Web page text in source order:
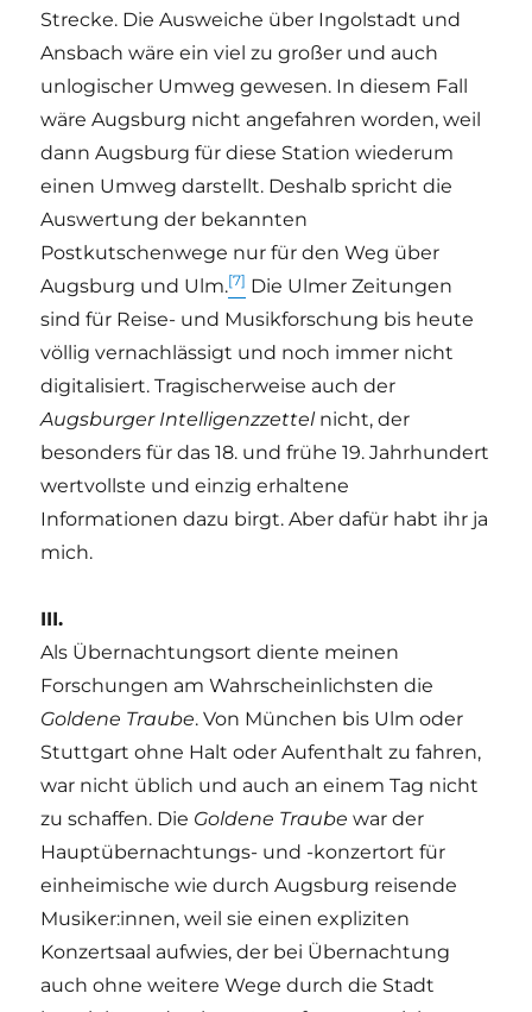
Strecke. Die Ausweiche über Ingolstadt und
Ansbach wäre ein viel zu großer und auch
unlogischer Umweg gewesen. In diesem Fall
wäre Augsburg nicht angefahren worden, weil
dann Augsburg für diese Station wiederum
einen Umweg darstellt. Deshalb spricht die
Auswertung der bekannten
Postkutschenwege nur für den Weg über
Augsburg und Ulm.[7] Die Ulmer Zeitungen
sind für Reise- und Musikforschung bis heute
völlig vernachlässigt und noch immer nicht
digitalisiert. Tragischerweise auch der
Augsburger Intelligenzzettelnicht, der
besonders für das 18. und frühe 19. Jahrhundert
wertvollste und einzig erhaltene
Informationen dazu birgt. Aber dafür habt ihr ja
mich.
III.
Als Übernachtungsort diente meinen
Forschungen am Wahrscheinlichsten die
Goldene Traube. Von München bis Ulm oder
Stuttgart ohne Halt oder Aufenthalt zu fahren,
war nicht üblich und auch an einem Tag nicht
zu schaffen. Die Goldene Traube war der
Hauptübernachtungs- und -konzertort für
einheimische wie durch Augsburg reisende
Musiker:innen, weil sie einen expliziten
Konzertsaal aufwies, der bei Übernachtung
auch ohne weitere Wege durch die Stadt